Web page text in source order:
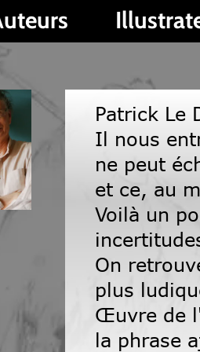
Illustrateurs
Patrick Le Divenah
Il nous entraîne
ne peut échapper :
et ce, au moment
Voilà un poème
incertitudes de la
On retrouve ces
plus ludique.
Œuvre de l'auteur,
la phrase ajoute au